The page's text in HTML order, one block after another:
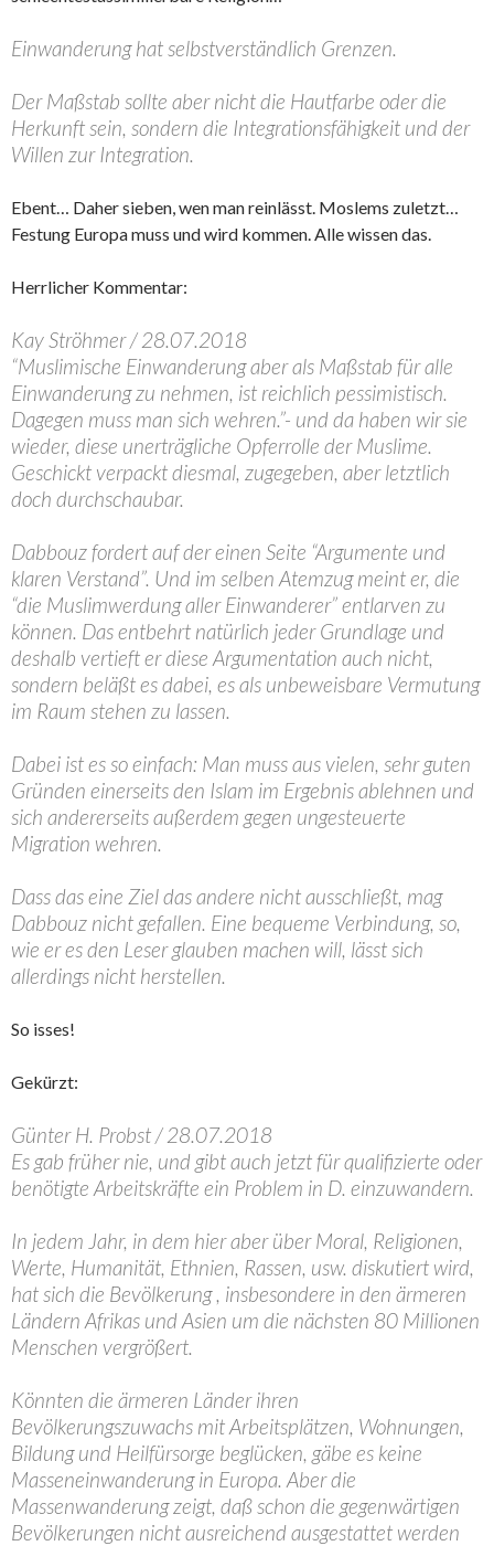
Einwanderung hat selbstverständlich Grenzen.
Der Maßstab sollte aber nicht die Hautfarbe oder die
Herkunft sein, sondern die Integrationsfähigkeit und der
Willen zur Integration.
Ebent… Daher sieben, wen man reinlässt. Moslems zuletzt…
Festung Europa muss und wird kommen. Alle wissen das.
Herrlicher Kommentar:
Kay Ströhmer/ 28.07.2018
“Muslimische Einwanderung aber als Maßstab für alle
Einwanderung zu nehmen, ist reichlich pessimistisch.
Dagegen muss man sich wehren.”- und da haben wir sie
wieder, diese unerträgliche Opferrolle der Muslime.
Geschickt verpackt diesmal, zugegeben, aber letztlich
doch durchschaubar.
Dabbouz fordert auf der einen Seite “Argumente und
klaren Verstand”. Und im selben Atemzug meint er, die
“die Muslimwerdung aller Einwanderer” entlarven zu
können. Das entbehrt natürlich jeder Grundlage und
deshalb vertieft er diese Argumentation auch nicht,
sondern beläßt es dabei, es als unbeweisbare Vermutung
im Raum stehen zu lassen.
Dabei ist es so einfach: Man muss aus vielen, sehr guten
Gründen einerseits den Islam im Ergebnis ablehnen und
sich andererseits außerdem gegen ungesteuerte
Migration wehren.
Dass das eine Ziel das andere nicht ausschließt, mag
Dabbouz nicht gefallen. Eine bequeme Verbindung, so,
wie er es den Leser glauben machen will, lässt sich
allerdings nicht herstellen.
So isses!
Gekürzt:
Günter H. Probst/ 28.07.2018
Es gab früher nie, und gibt auch jetzt für qualifizierte oder
benötigte Arbeitskräfte ein Problem in D. einzuwandern.
In jedem Jahr, in dem hier aber über Moral, Religionen,
Werte, Humanität, Ethnien, Rassen, usw. diskutiert wird,
hat sich die Bevölkerung , insbesondere in den ärmeren
Ländern Afrikas und Asien um die nächsten 80 Millionen
Menschen vergrößert.
Könnten die ärmeren Länder ihren
Bevölkerungszuwachs mit Arbeitsplätzen, Wohnungen,
Bildung und Heilfürsorge beglücken, gäbe es keine
Masseneinwanderung in Europa. Aber die
Massenwanderung zeigt, daß schon die gegenwärtigen
Bevölkerungen nicht ausreichend ausgestattet werden